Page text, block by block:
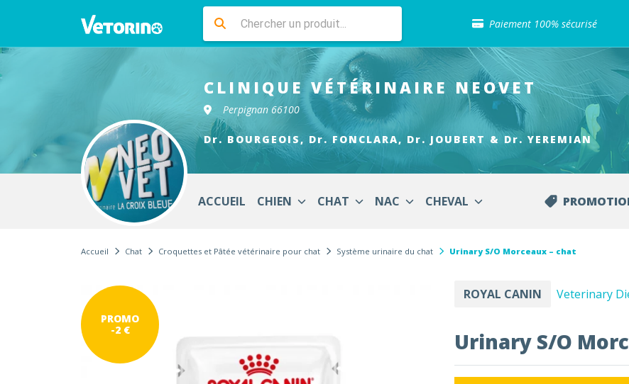
Paiement 100% sécurisé
Retour gratuit en clinique
Sélection de croquettes vétérinaire
Paiement 100% sécurisé
Livraison gratuite en clinique
Retour gratuit en clinique
Sélection de croquettes vétérinaire
CLINIQUE VÉTÉRINAIRE NEOVET
Perpignan 66100
Dr. BOURGEOIS, Dr. FONCLARA, Dr. JOUBERT & Dr. YEREMIAN
ACCUEIL CHIEN CHAT NAC CHEVAL
Accueil Chat Croquettes et Pâtée vétérinaire pour chat Système urinaire du chat Urinary S/O Morceaux – chat
PROMO
-2 €
ROYAL CANIN Veterinary
Urinary S/O